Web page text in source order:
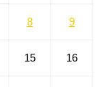
8 9
15 16